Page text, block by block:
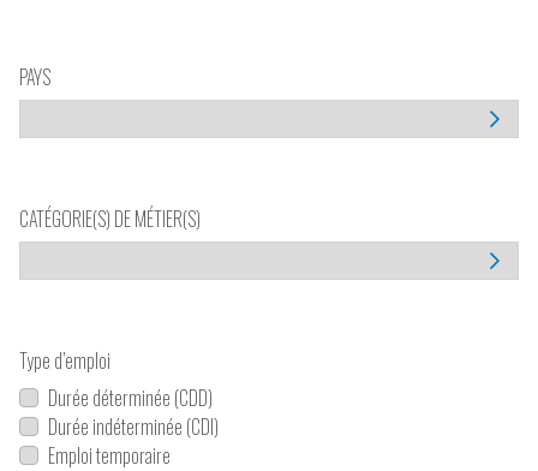
PAYS
CATÉGORIE(S) DE MÉTIER(S)
Type d’emploi
Durée déterminée (CDD)
Durée indéterminée (CDI)
Emploi temporaire